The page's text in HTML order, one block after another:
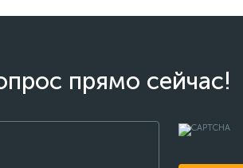
прямо сейчас!